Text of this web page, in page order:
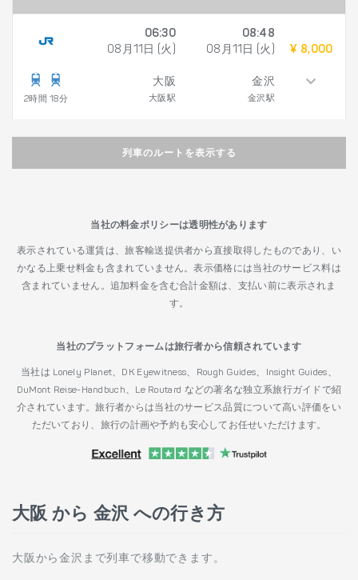
2時間 18分
06:30
08月11日 (火)
大阪
大阪駅
08:48
08月11日 (火)
金沢
金沢駅
¥ 8,000
列車のルートを表示する
当社の料金ポリシーは透明性があります
表示されている運賃は、旅客輸送提供者から直接取得したものであり、い
かなる上乗せ料金も含まれていません。表示価格には当社のサービス料は
含まれていません。追加料金を含む合計金額は、支払い前に表示されま
す。
当社のプラットフォームは旅行者から信頼されています
当社は Lonely Planet、DK Eyewitness、Rough Guides、Insight Guides、
DuMont Reise-Handbuch、Le Routard などの著名な独立系旅行ガイドで紹
介されています。旅行者からは当社のサービス品質について高い評価をい
ただいており、旅行の計画や予約も安心してお任せいただけます。
大阪 から 金沢 への行き方
大阪から金沢まで列車で移動できます。